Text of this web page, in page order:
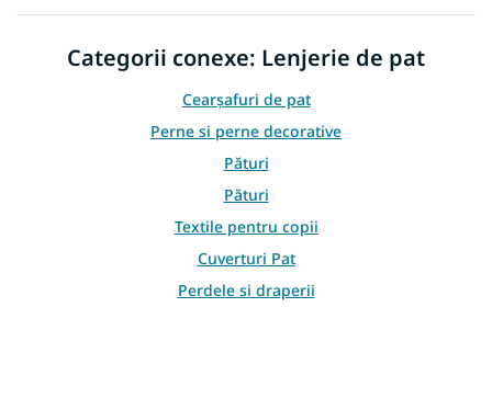
l
l
i
t
ă
i
l
r
Categorii conexe: Lenjerie de pat
Cearşafuri de pat
Perne si perne decorative
Pături
Pături
Textile pentru copii
Cuverturi Pat
Perdele si draperii